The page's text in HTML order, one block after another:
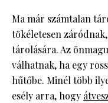
Ma már számtalan
tökéletesen
tárolására. Az
válhatnak, ha egy
hűtőbe. Minél több
esély arra, hogy